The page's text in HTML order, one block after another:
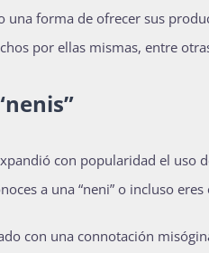
una forma de ofrecer sus
por ellas mismas, entre
con popularidad el uso
a una “neni” o incluso
con una connotación